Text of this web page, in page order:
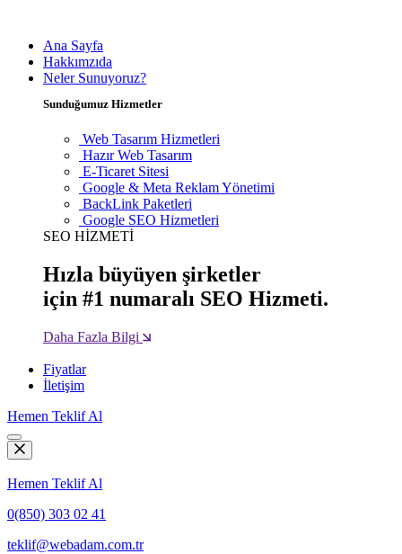
Ana Sayfa
Hakkımzıda
Neler Sunuyoruz?
Sunduğumuz Hizmetler
Web Tasarım Hizmetleri
Hazır Web Tasarım
E-Ticaret Sitesi
Google & Meta Reklam Yönetimi
BackLink Paketleri
Google SEO Hizmetleri
SEO HİZMETİ
Hızla büyüyen şirketler
için #1 numaralı SEO Hizmeti.
Daha Fazla Bilgi
Fiyatlar
İletişim
Hemen Teklif Al
Hemen Teklif Al
0(850) 303 02 41
teklif@webadam.com.tr